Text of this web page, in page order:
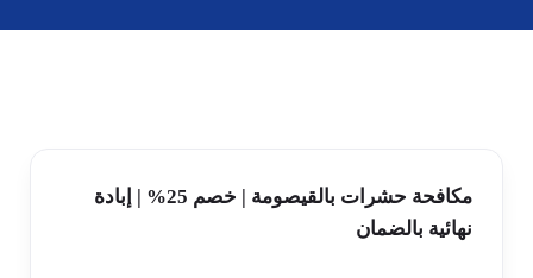
مكافحة حشرات بالقيصومة | خصم 25% | إبادة
نهائية بالضمان